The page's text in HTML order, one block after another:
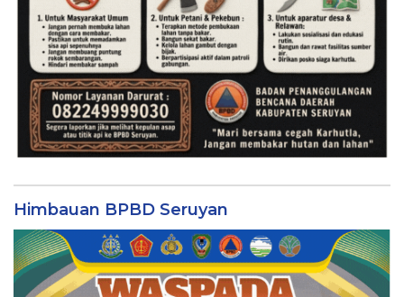
Himbauan BPBD Seruyan